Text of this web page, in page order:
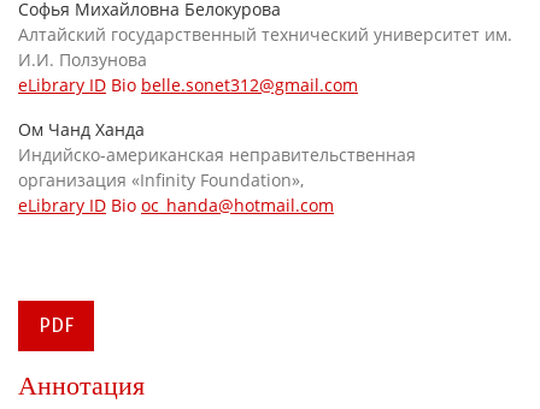
Софья Михайловна Белокурова
Алтайский государственный технический университет им.
И.И. Ползунова
eLibrary ID Bio belle.sonet312@gmail.com
Ом Чанд Ханда
Индийско-американская неправительственная
организация «Infinity Foundation»,
eLibrary ID Bio oc_handa@hotmail.com
PDF
Аннотация